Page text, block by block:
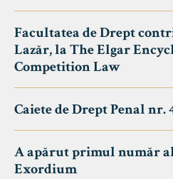
Facultatea de Drept
Lazăr, la The Elgar
Competition Law
Caiete de Drept Penal nr.
A apărut primul număr
Exordium